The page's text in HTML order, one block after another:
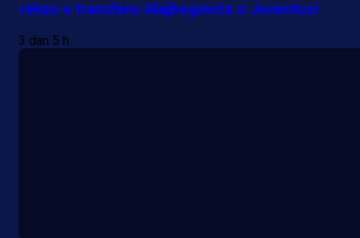
rekao o transferu Alajbegovića u Juventus!
3 dan 5 h